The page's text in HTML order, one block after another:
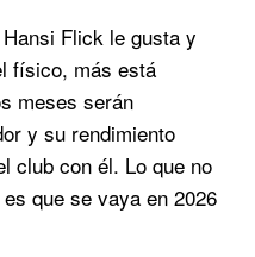
Flick le gusta y
físico, más está
meses serán
y su rendimiento
club con él. Lo que no
que se vaya en 2026